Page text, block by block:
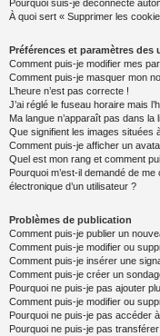
Pourquoi suis-je déconnecté
À quoi sert « Supprimer les
Préférences et paramètres des
Comment puis-je modifier mes
Comment puis-je masquer mon
L’heure n’est pas correcte !
J’ai réglé le fuseau horaire mais
Ma langue n’apparaît pas dans la
Que signifient les images situées
Comment puis-je afficher un
Quel est mon rang et comment
Pourquoi m’est-il demandé de
électronique d’un utilisateur ?
Problèmes de publication
Comment puis-je publier un
Comment puis-je modifier ou
Comment puis-je insérer une
Comment puis-je créer un
Pourquoi ne puis-je pas ajouter
Comment puis-je modifier ou
Pourquoi ne puis-je pas accéder
Pourquoi ne puis-je pas